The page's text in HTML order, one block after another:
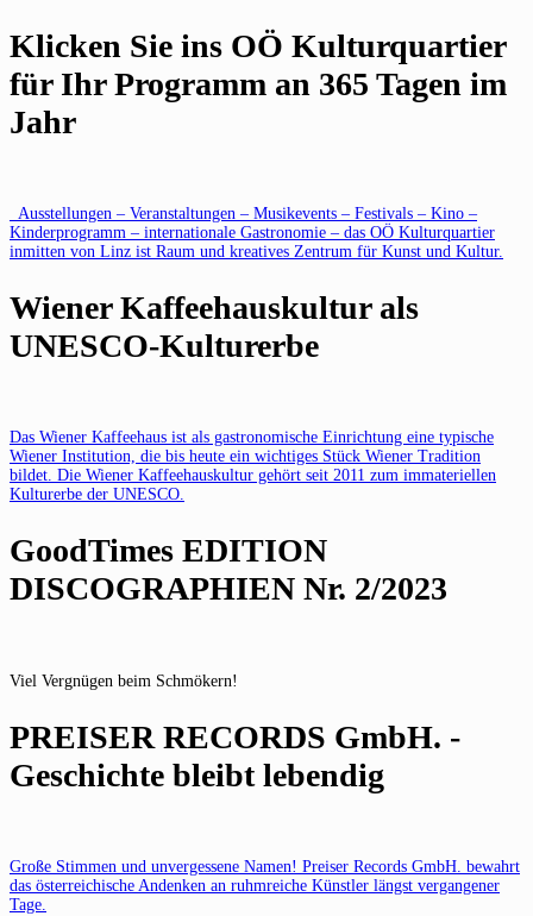
Klicken Sie ins OÖ Kulturquartier
für Ihr Programm an 365 Tagen im
Jahr
Ausstellungen – Veranstaltungen – Musikevents – Festivals – Kino –
Kinderprogramm – internationale Gastronomie – das OÖ Kulturquartier
inmitten von Linz ist Raum und kreatives Zentrum für Kunst und Kultur.
Wiener Kaffeehauskultur als
UNESCO-Kulturerbe
Das Wiener Kaffeehaus ist als gastronomische Einrichtung eine typische
Wiener Institution, die bis heute ein wichtiges Stück Wiener Tradition
bildet. Die Wiener Kaffeehauskultur gehört seit 2011 zum immateriellen
Kulturerbe der UNESCO.
GoodTimes EDITION
DISCOGRAPHIEN Nr. 2/2023
Viel Vergnügen beim Schmökern!
PREISER RECORDS GmbH. -
Geschichte bleibt lebendig
Große Stimmen und unvergessene Namen! Preiser Records GmbH. bewahrt
das österreichische Andenken an ruhmreiche Künstler längst vergangener
Tage.